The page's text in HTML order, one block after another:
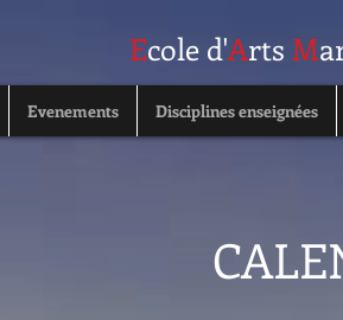
Ecole d'Arts M
Evenements Disciplines enseignées